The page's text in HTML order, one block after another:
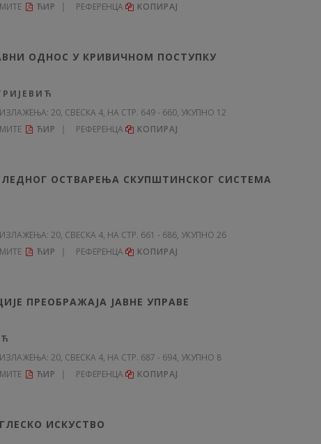
ЋИР РЕФЕРЕНЦА KОПИРАЈ
ОДНОС У КРИВИЧНОМ ПОСТУПКУ
20, СВЕСКА 4, НА СТР. 649 - 660, УКУПНО 12
ЋИР РЕФЕРЕНЦА KОПИРАЈ
ОСТВАРЕЊА СКУПШТИНСКОГ СИСТЕМА
20, СВЕСКА 4, НА СТР. 661 - 686, УКУПНО 26
ЋИР РЕФЕРЕНЦА KОПИРАЈ
ПРЕОБРАЖАЈА ЈАВНЕ УПРАВЕ
20, СВЕСКА 4, НА СТР. 687 - 694, УКУПНО 8
ЋИР РЕФЕРЕНЦА KОПИРАЈ
ИСКУСТВО